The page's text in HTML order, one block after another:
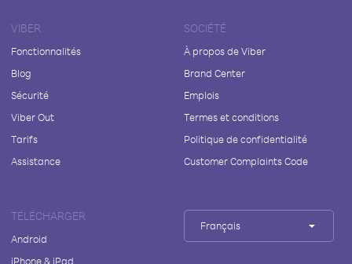
VIBER
Fonctionnalités
Blog
Sécurité
Viber Out
Tarifs
Assistance
SOCIÉTÉ
À propos de Viber
Brand Center
Emplois
Termes et conditions
Politique de confidentialité
Customer Complaints Code
TÉLÉCHARGER
Android
iPhone & iPad
Français